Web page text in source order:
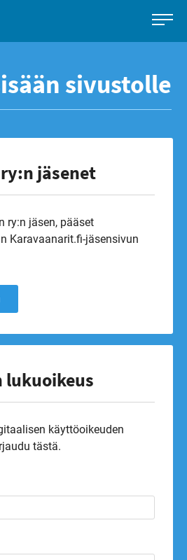
sivustolle
jäsenet
ry:n jäsen, pääset
Karavaanarit.fi-jäsensivun
lukuoikeus
käyttöoikeuden
tästä.